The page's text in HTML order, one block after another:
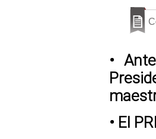
•
• El